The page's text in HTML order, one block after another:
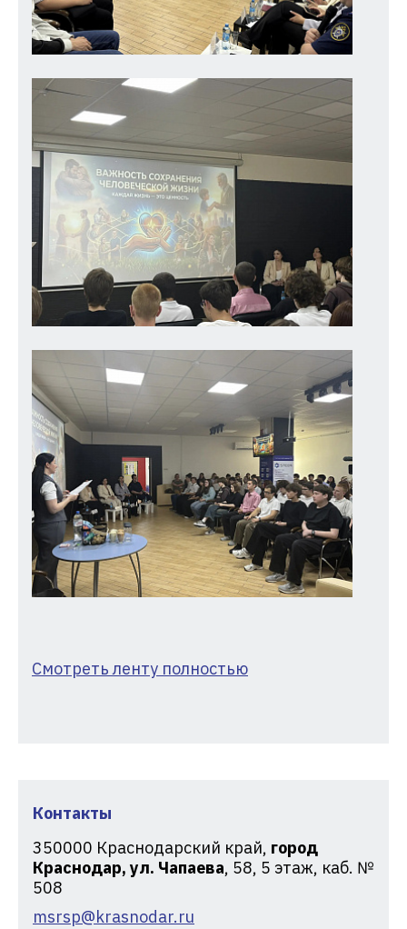
Контакты
350000 Краснодарский край, город
Краснодар, ул. Чапаева, 58, 5 этаж, каб. №
508
msrsp@krasnodar.ru
Смотреть ленту полностью